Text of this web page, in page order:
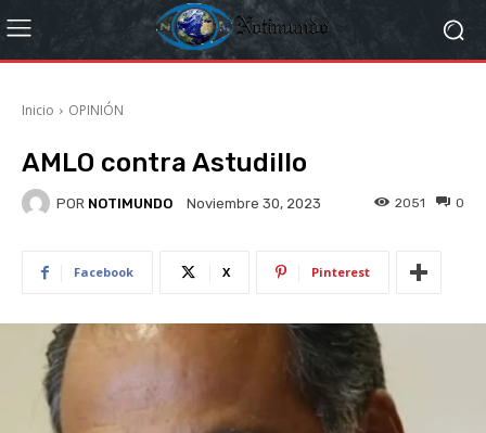
Inicio OPINIÓN
AMLO contra Astudillo
POR NOTIMUNDO Noviembre 30, 2023 0
2051
Facebook X Pinterest